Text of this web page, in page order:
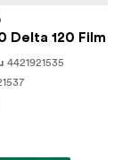
Delta 120 Film
4421921535